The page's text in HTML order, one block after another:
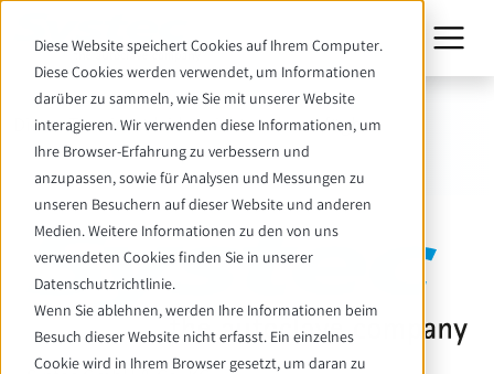
Diese Website speichert Cookies auf Ihrem Computer.
Diese Cookies werden verwendet, um Informationen
darüber zu sammeln, wie Sie mit unserer Website
interagieren. Wir verwenden diese Informationen, um
Ihre Browser-Erfahrung zu verbessern und
anzupassen, sowie für Analysen und Messungen zu
unseren Besuchern auf dieser Website und anderen
Medien. Weitere Informationen zu den von uns
verwendeten Cookies finden Sie in unserer
Datenschutzrichtlinie.
Wenn Sie ablehnen, werden Ihre Informationen beim
Besuch dieser Website nicht erfasst. Ein einzelnes
Cookie wird in Ihrem Browser gesetzt, um daran zu
Dieser Termin ist leider nicht mehr verfügbar.